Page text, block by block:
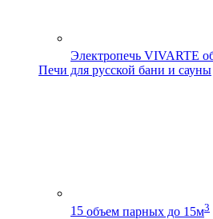
Электропечь VIVARTE
Печи для русской бани и сауны
15 объем парных до 15м3